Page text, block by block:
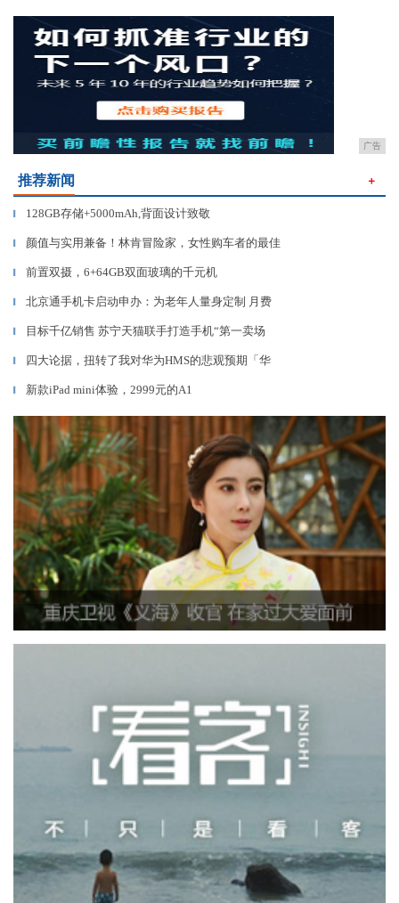
广告
推荐新闻 ＋
▎ 128GB存储+5000mAh,背面设计致敬
▎ 颜值与实用兼备！林肯冒险家，女性购车者的最佳
▎ 前置双摄，6+64GB双面玻璃的千元机
▎ 北京通手机卡启动申办：为老年人量身定制 月费
▎ 目标千亿销售 苏宁天猫联手打造手机“第一卖场
▎ 四大论据，扭转了我对华为HMS的悲观预期「华
▎ 新款iPad mini体验，2999元的A1